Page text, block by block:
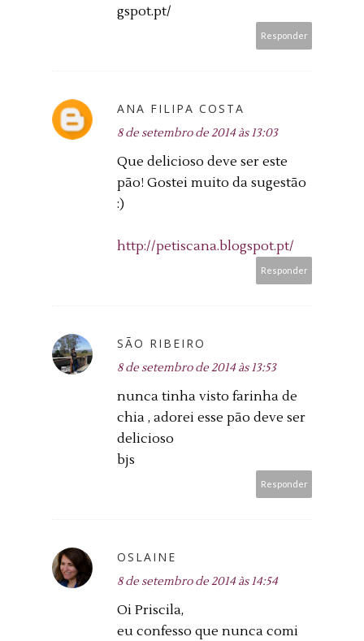
gspot.pt/
Responder
ANA FILIPA COSTA
8 de setembro de 2014 às 13:03
Que delicioso deve ser este
pão! Gostei muito da sugestão
:)
http://petiscana.blogspot.pt/
Responder
SÃO RIBEIRO
8 de setembro de 2014 às 13:53
nunca tinha visto farinha de
chia , adorei esse pão deve ser
delicioso
bjs
Responder
OSLAINE
8 de setembro de 2014 às 14:54
Oi Priscila,
eu confesso que nunca comi